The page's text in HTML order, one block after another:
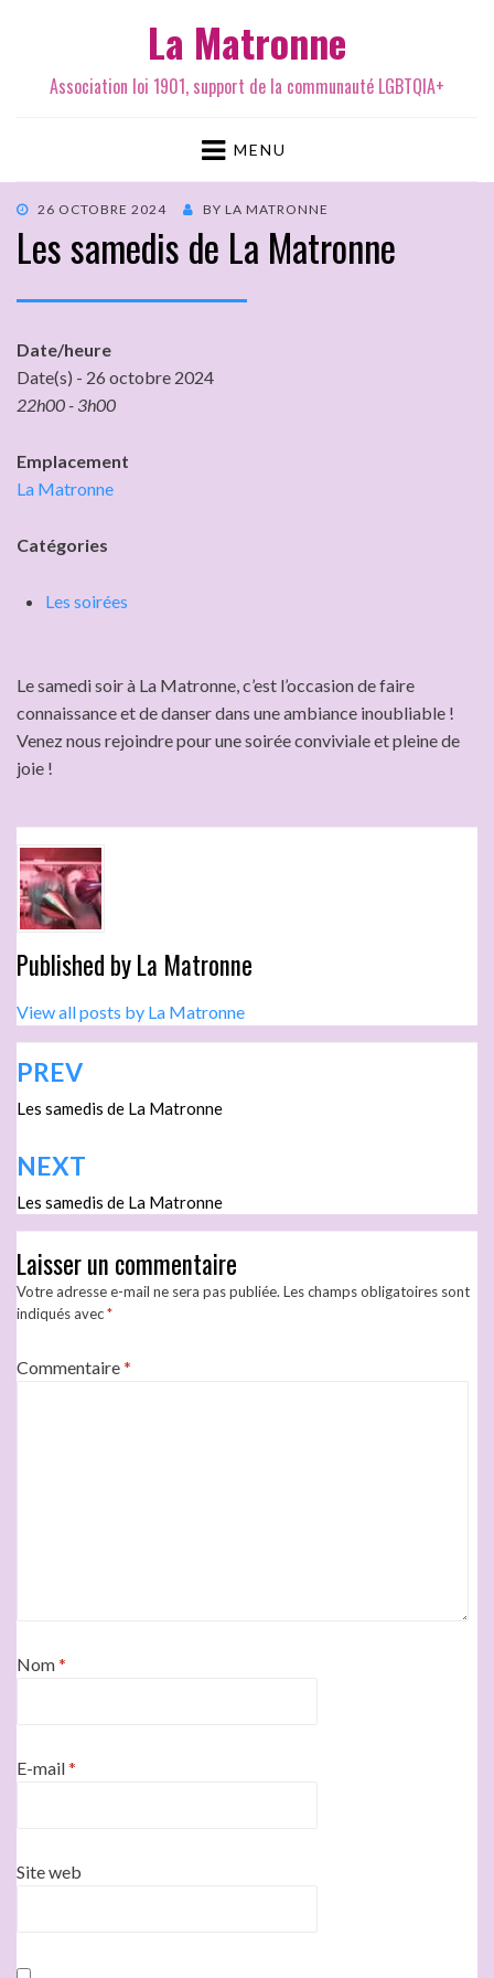
La Matronne
Association loi 1901, support de la communauté LGBTQIA+
MENU
26 OCTOBRE 2024 BY LA MATRONNE
Les samedis de La Matronne
Date/heure
Date(s) - 26 octobre 2024
22h00 - 3h00
Emplacement
La Matronne
Catégories
Les soirées
Le samedi soir à La Matronne, c’est l’occasion de faire
connaissance et de danser dans une ambiance inoubliable !
Venez nous rejoindre pour une soirée conviviale et pleine de
joie !
Published byLa Matronne
View all posts by La Matronne
PREV
Les samedis de La Matronne
NEXT
Les samedis de La Matronne
Laisser un commentaire
Votre adresse e-mail ne sera pas publiée. Les champs obligatoires sont
indiqués avec*
Commentaire*
Nom*
E-mail*
Site web